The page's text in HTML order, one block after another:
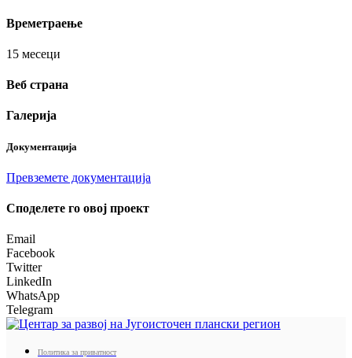
Времетраење
15 месеци
Веб страна
Галерија
Документација
Превземете документација
Споделeте го овој проект
Email
Facebook
Twitter
LinkedIn
WhatsApp
Telegram
Политика за приватност